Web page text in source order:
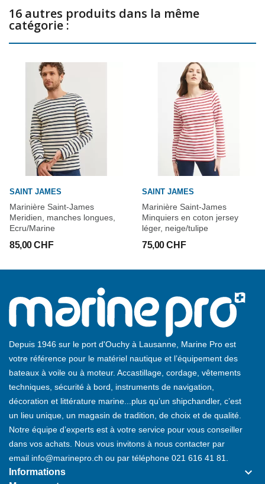
16 autres produits dans la même
catégorie :
SAINT JAMES
Marinière Saint-James
Meridien, manches longues,
Ecru/Marine
85,00 CHF
SAINT JAMES
Marinière Saint-James
Minquiers en coton jersey
léger, neige/tulipe
75,00 CHF
Depuis 1946 sur le port d'Ouchy à Lausanne, Marine Pro est
votre référence pour le matériel nautique et l’équipement des
bateaux à voile ou à moteur. Accastillage, cordage, vêtements
techniques, sécurité à bord, instruments de navigation,
décoration et littérature marine...plus qu’un shipchandler, c’est
un lieu unique, un magasin de tradition, de choix et de qualité.
Notre équipe d’experts est à votre service pour vous conseiller
dans vos achats. Nous vous invitons à nous contacter par
email info@marinepro.ch ou par téléphone 021 616 41 81
Informations keyboard_arrow_down